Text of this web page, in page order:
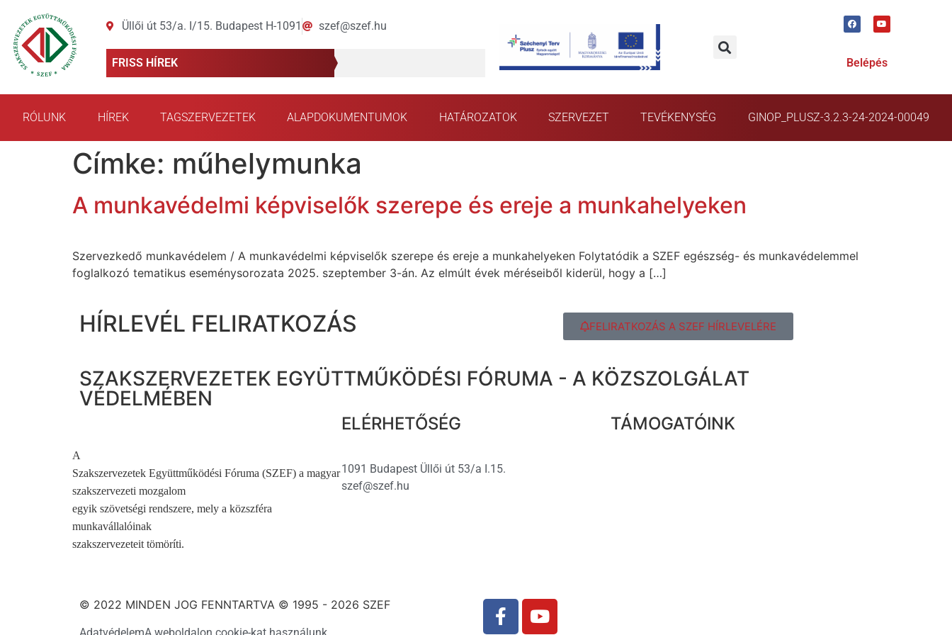
Üllői út 53/a. I/15. Budapest H-1091 szef@szef.hu
FRISS HÍREK Belépés
RÓLUNK HÍREK TAGSZERVEZETEK ALAPDOKUMENTUMOK HATÁROZATOK SZERVEZET TEVÉKENYSÉG GINOP_PLUSZ-3.2.3-24-2024-00049
Címke: műhelymunka
A munkavédelmi képviselők szerepe és ereje a munkahelyeken
Szervezkedő munkavédelem / A munkavédelmi képviselők szerepe és ereje a munkahelyeken Folytatódik a SZEF egészség- és munkavédelemmel
foglalkozó tematikus eseménysorozata 2025. szeptember 3-án. Az elmúlt évek méréseiből kiderül, hogy a […]
HÍRLEVÉL FELIRATKOZÁS FELIRATKOZÁS A SZEF HÍRLEVELÉRE
SZAKSZERVEZETEK EGYÜTTMŰKÖDÉSI FÓRUMA - A KÖZSZOLGÁLAT
VÉDELMÉBEN
A
Szakszervezetek Együttműködési Fóruma (SZEF) a magyar
szakszervezeti mozgalom
egyik szövetségi rendszere, mely a közszféra
munkavállalóinak
szakszervezeteit tömöríti.
ELÉRHETŐSÉG
1091 Budapest Üllői út 53/a I.15.
szef@szef.hu
TÁMOGATÓINK
© 2022 MINDEN JOG FENNTARTVA © 1995 - 2026 SZEF